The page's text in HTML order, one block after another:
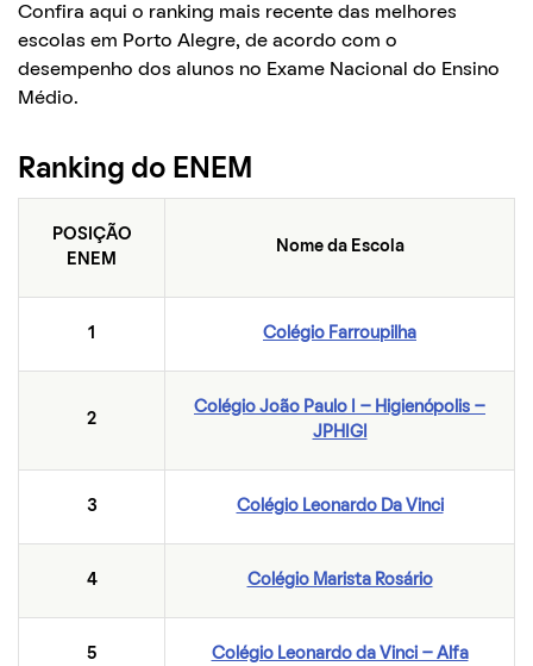
Confira aqui o ranking mais recente das melhores
escolas em Porto Alegre, de acordo com o
desempenho dos alunos no Exame Nacional do Ensino
Médio.
Ranking do ENEM
POSIÇÃO
ENEM
Nome da Escola
1 Colégio Farroupilha
2
Colégio João Paulo I – Higienópolis –
JPHIGI
3 Colégio Leonardo Da Vinci
4 Colégio Marista Rosário
5 Colégio Leonardo da Vinci – Alfa